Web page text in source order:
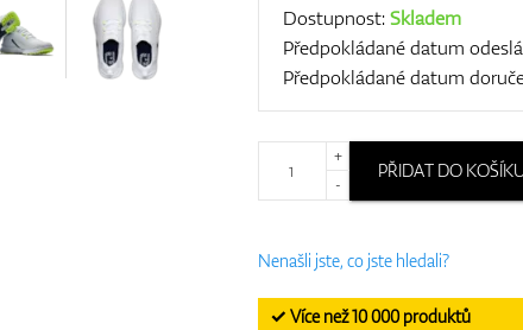
Dostupnost:Skladem
Předpokládané datum
Předpokládané datum
+
-
PŘIDAT DO
Nenašli jste, co jste hledali?
✓ Více než 10 000 produktů